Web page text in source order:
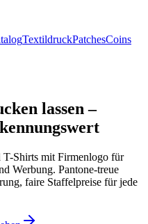
TextildruckPatchesCoins
lassen –
T-Shirts mit Firmenlogo für
Werbung. Pantone-treue
faire Staffelpreise für jede